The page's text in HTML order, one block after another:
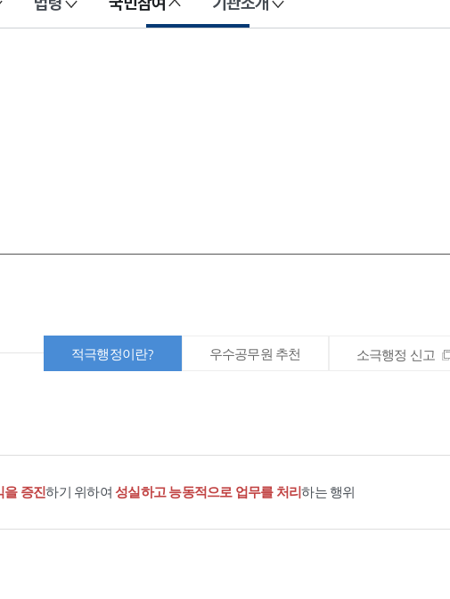
적극행정이란? 우수공무원 추천 소극행정 신고
을 증진하기 위하여 성실하고 능동적으로 업무를 처리하는 행위